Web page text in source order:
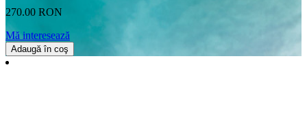
270.00 RON
Mă interesează
Adaugă în coş